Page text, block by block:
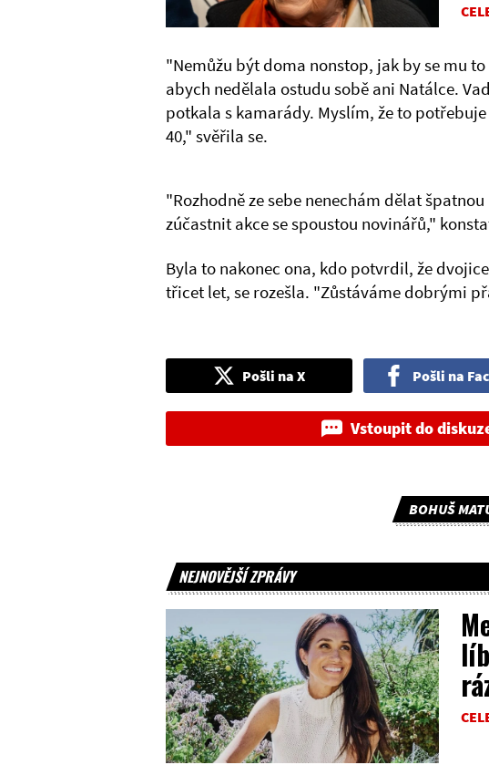
"Nemůžu být doma nonstop, jak by se mu
abych nedělala ostudu sobě ani Natálce.
potkala s kamarády. Myslím, že to
40," svěřila se.
"Rozhodně ze sebe nenechám dělat
zúčastnit akce se spoustou novinářů,"
Byla to nakonec ona, kdo potvrdil, že
třicet let, se rozešla. "Zůstáváme dobrými
Pošli na X Pošli na
Vstoupit do
BOHUŠ
NEJNOVĚJŠÍ ZPRÁVY